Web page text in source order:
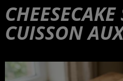
CUISSON